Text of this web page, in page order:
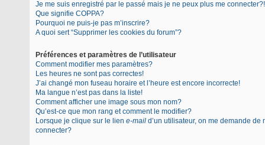
Je me suis enregistré par le passé mais je ne peux plus me connecter?!
Que signifie COPPA?
Pourquoi ne puis-je pas m’inscrire?
A quoi sert “Supprimer les cookies du forum”?
Préférences et paramètres de l’utilisateur
Comment modifier mes paramètres?
Les heures ne sont pas correctes!
J’ai changé mon fuseau horaire et l’heure est encore incorrecte!
Ma langue n’est pas dans la liste!
Comment afficher une image sous mon nom?
Qu’est-ce que mon rang et comment le modifier?
Lorsque je clique sur le lien e-mail d’un utilisateur, on me demande de
connecter?